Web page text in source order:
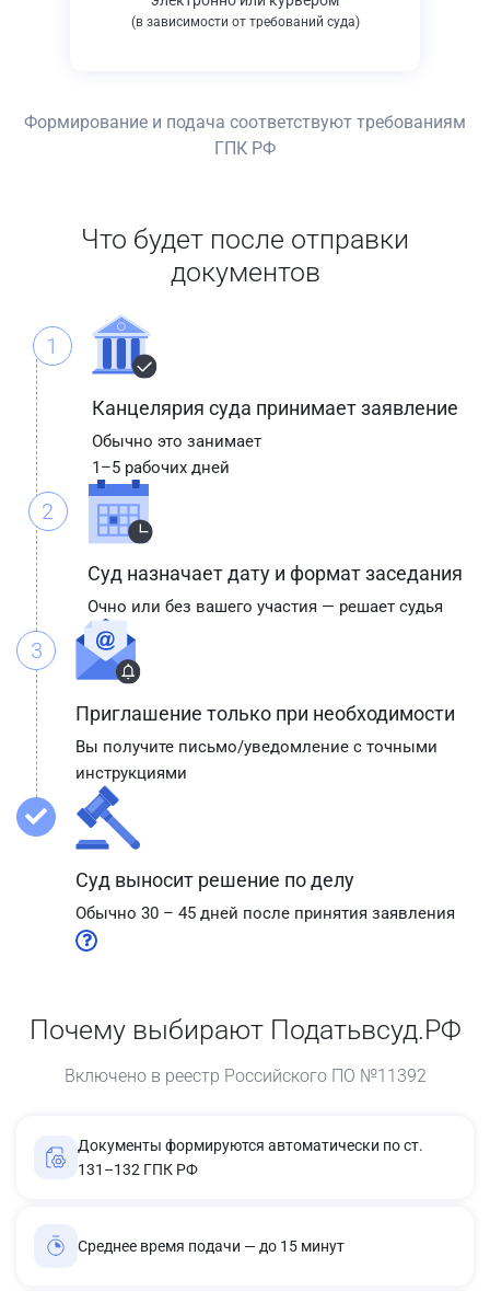
(в зависимости от требований суда)
Формирование и подача соответствуют требованиям
ГПК РФ
Что будет после отправки
документов
1
Канцелярия суда принимает заявление
Обычно это занимает
1–5 рабочих дней
2
Суд назначает дату и формат заседания
Очно или без вашего участия — решает судья
3
Приглашение только при необходимости
Вы получите письмо/уведомление с точными
инструкциями
Суд выносит решение по делу
Обычно 30 – 45 дней после принятия заявления
Почему выбирают Податьвсуд.РФ
Включено в реестр Российского ПО №11392
Документы формируются автоматически по ст.
131–132 ГПК РФ
Среднее время подачи — до 15 минут